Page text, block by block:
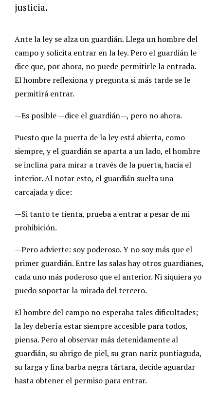
justicia.
Ante la ley se alza un guardián. Llega un hombre del
campo y solicita entrar en la ley. Pero el guardián le
dice que, por ahora, no puede permitirle la entrada.
El hombre reflexiona y pregunta si más tarde se le
permitirá entrar.
—Es posible —dice el guardián—, pero no ahora.
Puesto que la puerta de la ley está abierta, como
siempre, y el guardián se aparta a un lado, el hombre
se inclina para mirar a través de la puerta, hacia el
interior. Al notar esto, el guardián suelta una
carcajada y dice:
—Si tanto te tienta, prueba a entrar a pesar de mi
prohibición.
—Pero advierte: soy poderoso. Y no soy más que el
primer guardián. Entre las salas hay otros guardianes,
cada uno más poderoso que el anterior. Ni siquiera yo
puedo soportar la mirada del tercero.
El hombre del campo no esperaba tales dificultades;
la ley debería estar siempre accesible para todos,
piensa. Pero al observar más detenidamente al
guardián, su abrigo de piel, su gran nariz puntiaguda,
su larga y fina barba negra tártara, decide aguardar
hasta obtener el permiso para entrar.